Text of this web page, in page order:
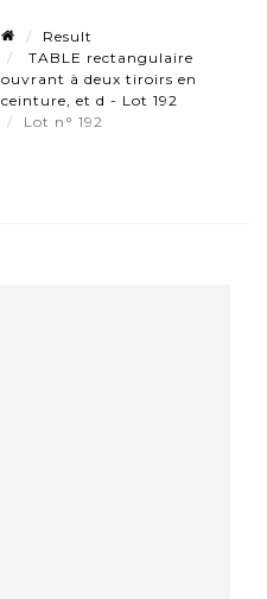
Result
TABLE rectangulaire
ouvrant à deux tiroirs en
ceinture, et d - Lot 192
Lot n° 192